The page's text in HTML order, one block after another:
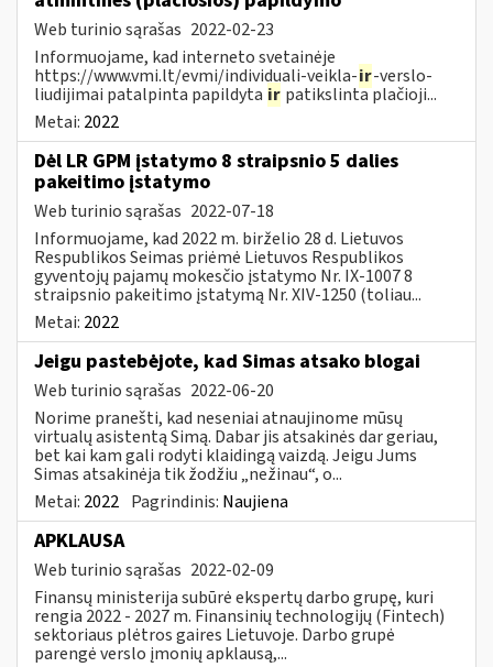
Web turinio sąrašas 2022-02-23
Informuojame, kad interneto svetainėje
https://www.vmi.lt/evmi/individuali-veikla-ir-verslo-
liudijimai patalpinta papildyta ir patikslinta plačioji...
Metai: 2022
Dėl LR GPM įstatymo 8 straipsnio 5 dalies
pakeitimo įstatymo
Web turinio sąrašas 2022-07-18
Informuojame, kad 2022 m. birželio 28 d. Lietuvos
Respublikos Seimas priėmė Lietuvos Respublikos
gyventojų pajamų mokesčio įstatymo Nr. IX-1007 8
straipsnio pakeitimo įstatymą Nr. XIV-1250 (toliau...
Metai: 2022
Jeigu pastebėjote, kad Simas atsako blogai
Web turinio sąrašas 2022-06-20
Norime pranešti, kad neseniai atnaujinome mūsų
virtualų asistentą Simą. Dabar jis atsakinės dar geriau,
bet kai kam gali rodyti klaidingą vaizdą. Jeigu Jums
Simas atsakinėja tik žodžiu „nežinau“, o...
Metai: 2022 Pagrindinis: Naujiena
APKLAUSA
Web turinio sąrašas 2022-02-09
Finansų ministerija subūrė ekspertų darbo grupę, kuri
rengia 2022 - 2027 m. Finansinių technologijų (Fintech)
sektoriaus plėtros gaires Lietuvoje. Darbo grupė
parengė verslo įmonių apklausą,...